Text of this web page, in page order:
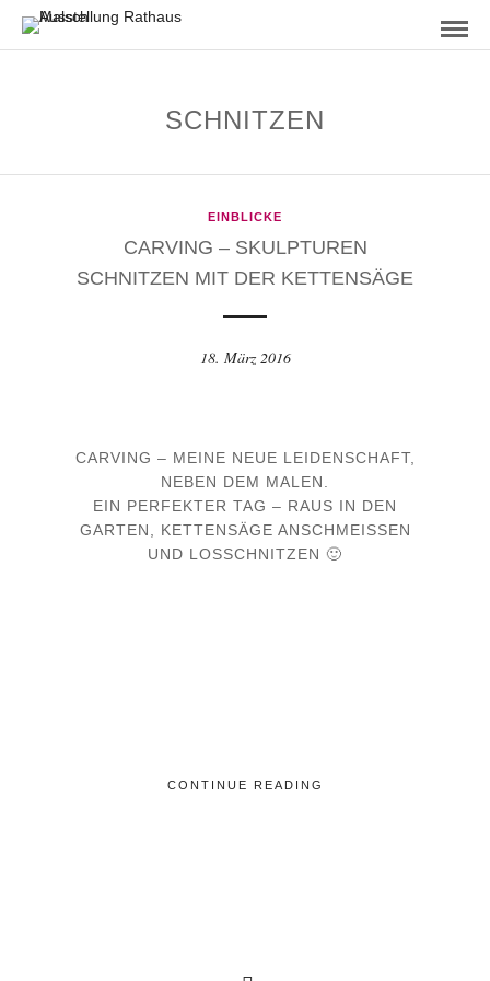
SCHNITZEN
EINBLICKE
CARVING – SKULPTUREN
SCHNITZEN MIT DER KETTENSÄGE
18. März 2016
CARVING – MEINE NEUE LEIDENSCHAFT,
NEBEN DEM MALEN.
EIN PERFEKTER TAG – RAUS IN DEN
GARTEN, KETTENSÄGE ANSCHMEISSEN U
ND LOSSCHNITZEN 🙂
CONTINUE READING